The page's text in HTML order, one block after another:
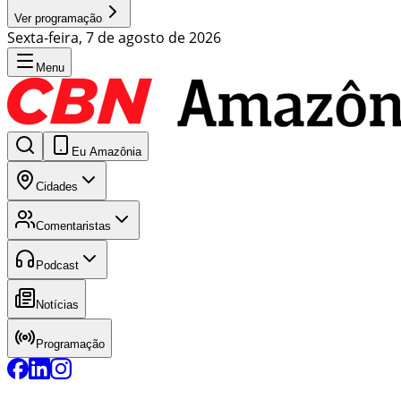
Ver programação
Sexta-feira, 7 de agosto de 2026
Menu
Eu Amazônia
Cidades
Comentaristas
Podcast
Notícias
Programação